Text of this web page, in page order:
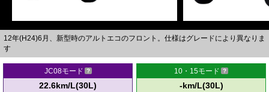
12年(H24)6月、新型時のアルトエコのフロント。仕様はグレードにより異なりま
す
JC08モード
22.6km/L(30L)
10・15モード
-km/L(30L)